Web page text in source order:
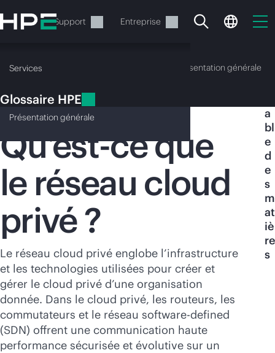
au
contenu
Services Support Entreprise
Services
Votre panier est
actuellement vide
Rendez-vous dans la boutique HPE pour
Acheter maintenant
Glossaire HPE Présentation générale
Présentation générale
Glossaire HPE
Réseau cloud privé
Qu’est-ce que
le réseau cloud
privé ?
Le réseau cloud privé englobe l’infrastructure
et les technologies utilisées pour créer et
gérer le cloud privé d’une organisation
donnée. Dans le cloud privé, les routeurs, les
commutateurs et le réseau software-defined
(SDN) offrent une communication haute
performance sécurisée et évolutive sur un
a
bl
e
d
e
s
m
at
iè
re
s